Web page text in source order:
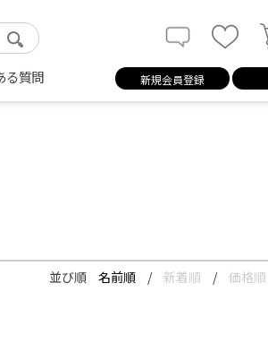
る質問 新規会員登録
並び順 名前順 / 新着順 / 価格順